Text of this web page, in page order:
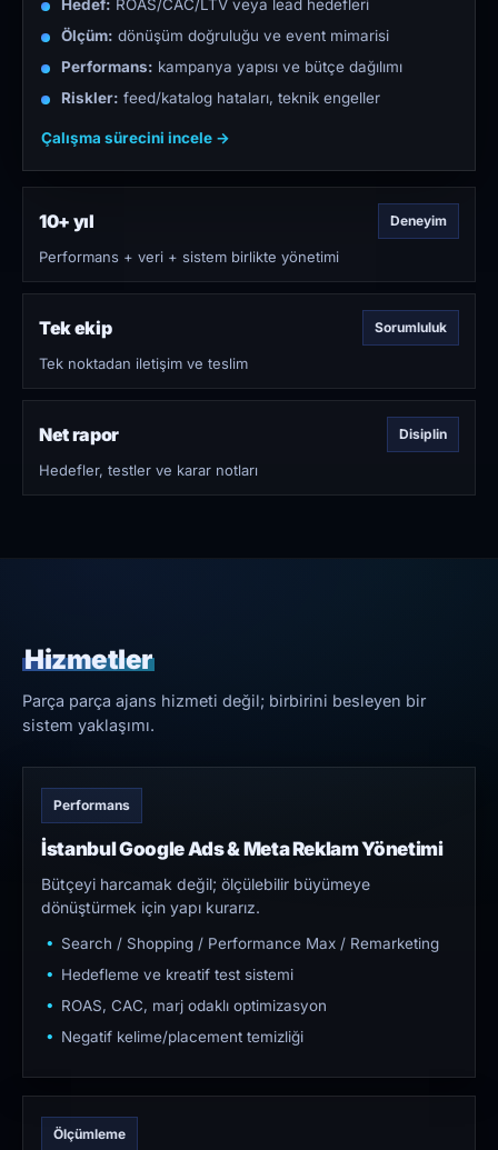
Hedef: ROAS/CAC/LTV veya lead hedefleri
Ölçüm: dönüşüm doğruluğu ve event mimarisi
Performans: kampanya yapısı ve bütçe dağılımı
Riskler: feed/katalog hataları, teknik engeller
Çalışma sürecini incele →
10+ yıl Deneyim
Performans + veri + sistem birlikte yönetimi
Tek ekip Sorumluluk
Tek noktadan iletişim ve teslim
Net rapor Disiplin
Hedefler, testler ve karar notları
Hizmetler
Parça parça ajans hizmeti değil; birbirini besleyen bir
sistem yaklaşımı.
Performans
İstanbul Google Ads & Meta Reklam Yönetimi
Bütçeyi harcamak değil; ölçülebilir büyümeye
dönüştürmek için yapı kurarız.
Search / Shopping / Performance Max / Remarketing
Hedefleme ve kreatif test sistemi
ROAS, CAC, marj odaklı optimizasyon
Negatif kelime/placement temizliği
Ölçümleme